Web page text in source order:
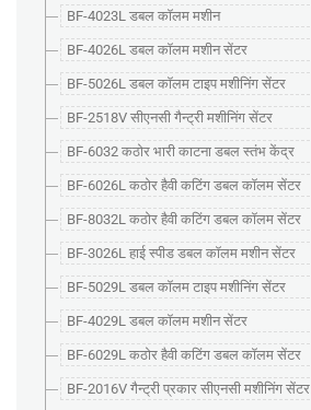
BF-4023L डबल कॉलम मशीन
BF-4026L डबल कॉलम मशीन सेंटर
BF-5026L डबल कॉलम टाइप मशीनिंग सेंटर
BF-2518V सीएनसी गैन्ट्री मशीनिंग सेंटर
BF-6032 कठोर भारी काटना डबल स्तंभ केंद्र
BF-6026L कठोर हैवी कटिंग डबल कॉलम सेंटर
BF-8032L कठोर हैवी कटिंग डबल कॉलम सेंटर
BF-3026L हाई स्पीड डबल कॉलम मशीन सेंटर
BF-5029L डबल कॉलम टाइप मशीनिंग सेंटर
BF-4029L डबल कॉलम मशीन सेंटर
BF-6029L कठोर हैवी कटिंग डबल कॉलम सेंटर
BF-2016V गैन्ट्री प्रकार सीएनसी मशीनिंग सेंटर